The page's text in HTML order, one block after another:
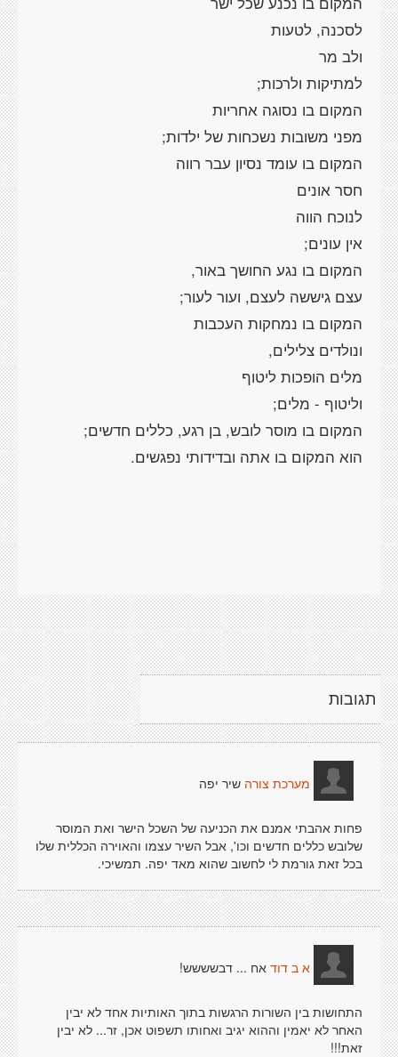
תגובות
מערכת צורה שיר יפה
פחות אהבתי אמנם את הכניעה של השכל הישר ואת המוסר
שלובש כללים חדשים וכו', אבל השיר עצמו והאוירה הכללית שלו
בכל זאת גורמת לי לחשוב שהוא מאד יפה. תמשיכי.
א ב דוד אח ... דבשששש!
התחושות בין השורות הרגשות בתוך האותיות אחד לא יבין
האחר לא יאמין וההוא יגיב ואחותו תשפוט אכן, זר... לא יבין
זאת!!!